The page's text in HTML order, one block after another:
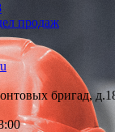
продаж
бригад,